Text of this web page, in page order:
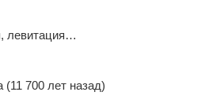
левитация…
700 лет назад)